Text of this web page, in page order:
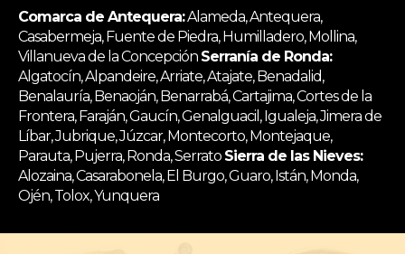
Comarca de Antequera:Alameda, Antequera,
Casabermeja, Fuente de Piedra, Humilladero, Mollina,
Villanueva de la Concepción Serranía de Ronda:
Algatocín, Alpandeire, Arriate, Atajate, Benadalid,
Benalauría, Benaoján, Benarrabá, Cartajima, Cortes de la
Frontera, Faraján, Gaucín, Genalguacil, Igualeja, Jimera de
Líbar, Jubrique, Júzcar, Montecorto, Montejaque,
Parauta, Pujerra, Ronda, Serrato Sierra de las Nieves:
Alozaina, Casarabonela, El Burgo, Guaro, Istán, Monda,
Ojén, Tolox, Yunquera